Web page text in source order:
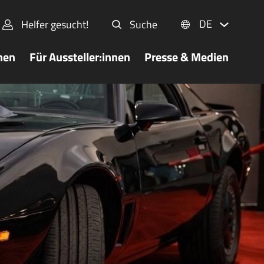
Helfer gesucht! Suche DE
Für Aussteller:innen Presse & Medien